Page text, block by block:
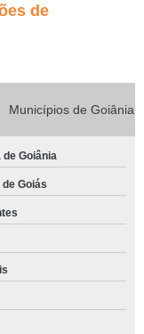
de
Municípios de Goiânia
Goiânia
Goiás